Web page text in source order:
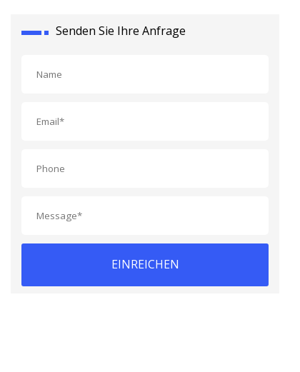
Senden Sie Ihre Anfrage
EINREICHEN